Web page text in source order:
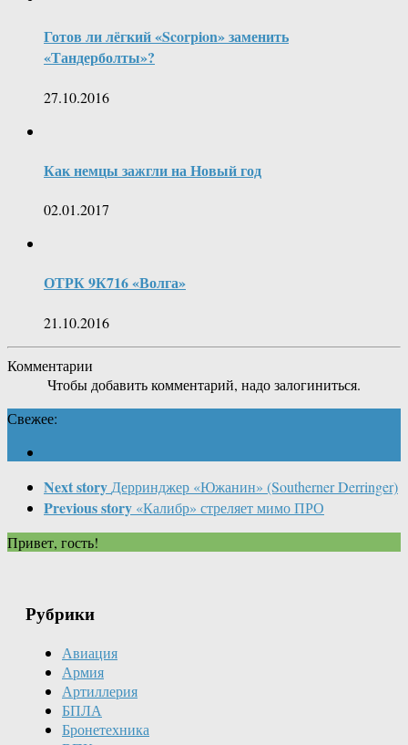
Готов ли лёгкий «Scorpion» заменить
«Тандерболты»?
27.10.2016
Как немцы зажгли на Новый год
02.01.2017
ОТРК 9К716 «Волга»
21.10.2016
Комментарии
Чтобы добавить комментарий, надо залогиниться.
Свежее:
Next story Дерринджер «Южанин» (Southerner Derringer)
Previous story «Калибр» стреляет мимо ПРО
Привет, гость!
Рубрики
Авиация
Армия
Артиллерия
БПЛА
Бронетехника